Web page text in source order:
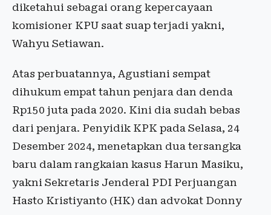
diketahui sebagai orang kepercayaan
komisioner KPU saat suap terjadi yakni,
Wahyu Setiawan.
Atas perbuatannya, Agustiani sempat
dihukum empat tahun penjara dan denda
Rp150 juta pada 2020. Kini dia sudah bebas
dari penjara. Penyidik KPK pada Selasa, 24
Desember 2024, menetapkan dua tersangka
baru dalam rangkaian kasus Harun Masiku,
yakni Sekretaris Jenderal PDI Perjuangan
Hasto Kristiyanto (HK) dan advokat Donny